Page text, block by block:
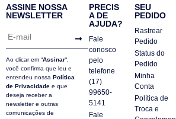
ASSINE NOSSA
NEWSLETTER
Ao clicar em “Assinar“,
você confirma que leu e
entendeu nossa Política
de Privacidade e que
deseja receber a
newsletter e outras
comunicações de
PRECIS
A DE
AJUDA?
Fale
conosco
pelo
telefone
(17)
99650-
5141
Fale
SEU
PEDIDO
Rastrear
Pedido
Status do
Pedido
Minha
Conta
Política de
Troca e